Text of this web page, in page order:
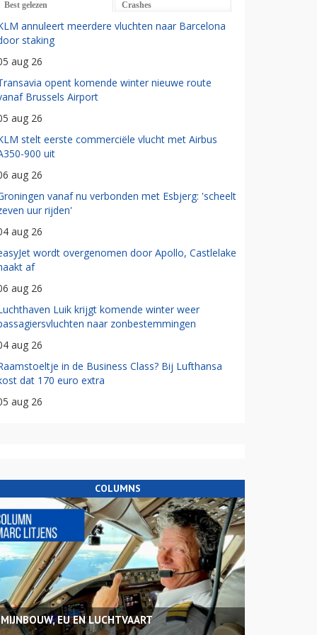
Best gelezen Crashes
annuleert meerdere vluchten naar Barcelona
staking
aug 26
opent komende winter nieuwe route
Brussels Airport
aug 26
stelt eerste commerciële vlucht met Airbus
900 uit
aug 26
vanaf nu verbonden met Esbjerg: 'scheelt
uur rijden'
aug 26
wordt overgenomen door Apollo, Castlelake
af
aug 26
Luik krijgt komende winter weer
naar zonbestemmingen
aug 26
in de Business Class? Bij Lufthansa
dat 170 euro extra
aug 26
COLUMNS
MIJNBOUW, EU EN LUCHTVAART